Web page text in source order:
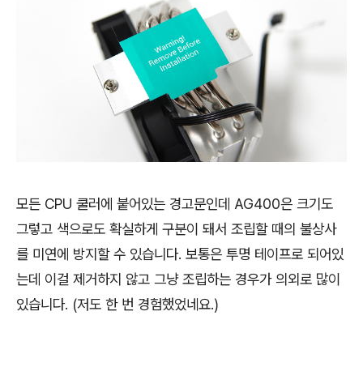
모든 CPU 쿨러에 붙어있는 경고문인데 AG400은 크기도
그렇고 색으로도 확실하게 구분이 돼서 조립할 때의 불상사
를 미연에 방지할 수 있습니다. 보통은 투명 테이프로 되어있
는데 이걸 제거하지 않고 그냥 조립하는 경우가 의외로 많이
있습니다. (저도 한 번 경험했었네요.)